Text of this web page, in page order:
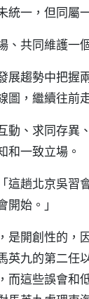
一，但同屬
共同維護一
展趨勢中把握
，繼續往前
動、求同存異
和一致立場。
這趟北京吳習
始。」
開創性的，
英九的第二
而這些誤會和